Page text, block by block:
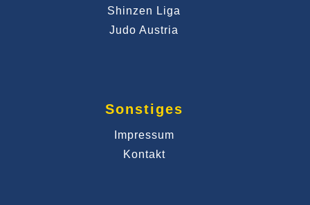
Shinzen Liga
Judo Austria
Sonstiges
Impressum
Kontakt